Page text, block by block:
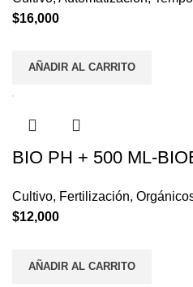
$16,000
AÑADIR AL CARRITO
BIO PH + 500 ML-
Cultivo, Fertilización,
$12,000
AÑADIR AL CARRITO